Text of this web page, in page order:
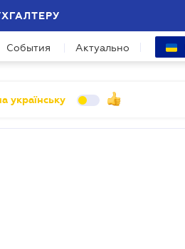
События Актуально
українську